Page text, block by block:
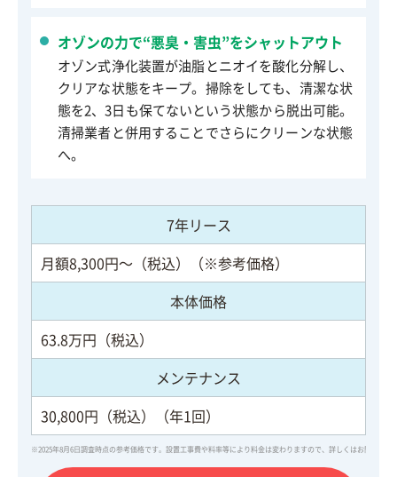
オゾンの力で“悪臭・害虫”をシャットアウト
オゾン式浄化装置が油脂とニオイを酸化分解し、
クリアな状態をキープ。掃除をしても、清潔な状
態を2、3日も保てないという状態から脱出可能。
清掃業者と併用することでさらにクリーンな状態
へ。
7年リース
月額8,300円～（税込）（※参考価格）
本体価格
63.8万円（税込）
メンテナンス
30,800円（税込）（年1回）
※2025年8月6日調査時点の参考価格です。設置工事費や料率等により料金は変わりますので、詳しくはお問い合